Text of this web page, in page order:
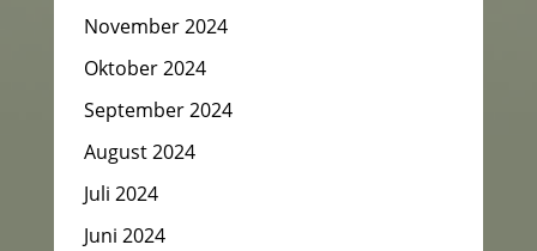
November 2024
Oktober 2024
September 2024
August 2024
Juli 2024
Juni 2024